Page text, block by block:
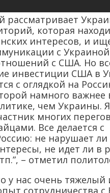
рассматривает
которая
интересов, и
с
с США. Но
инвестиции США в
с оглядкой на
намного важнее
чем Украины.
многих
Все делается с
не нарушает ли
не идет ли в
– отметил
у нас очень тяжелый